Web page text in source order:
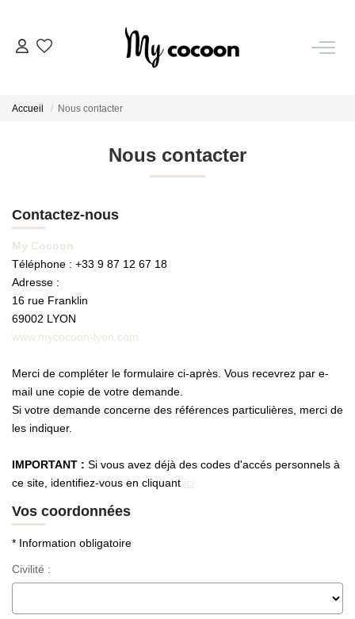
ESTIMATION IMMOBILIÈRE
NOS PRESTATIONS
CHASSE IMMOBILIÈRE
Nos Actualités
Avis Clients
CONTACT
Accueil Nous contacter
Nous contacter
Contactez-nous
My Cocoon
Téléphone : +33 9 87 12 67 18
Adresse :
16 rue Franklin
69002 LYON
www.mycocoon-lyon.com
Merci de compléter le formulaire ci-après. Vous recevrez par e-
mail une copie de votre demande.
Si votre demande concerne des références particulières, merci de
les indiquer.
IMPORTANT : Si vous avez déjà des codes d'accés personnels à
ce site, identifiez-vous en cliquant ici
Vos coordonnées
* Information obligatoire
Civilité :